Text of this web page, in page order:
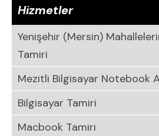
Hizmetler
Yenişehir (Mersin)
Tamiri
Mezitli Bilgisayar Notebook
Bilgisayar Tamiri
Macbook Tamiri